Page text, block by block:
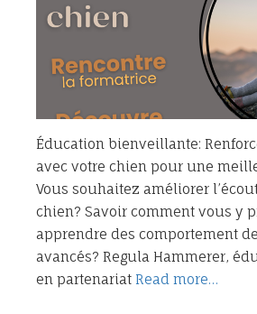
Éducation bienveillante:
avec votre chien pour une
Vous souhaitez améliorer
chien? Savoir comment vous y
apprendre des comportement
avancés? Regula Hammerer,
en partenariat Read more…